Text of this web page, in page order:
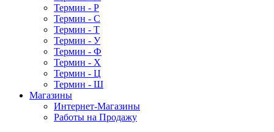
Термин - Р
Термин - С
Термин - Т
Термин - У
Термин - Ф
Термин - Х
Термин - Ц
Термин - Ш
Магазины
Интернет-Магазины
Работы на Продажу